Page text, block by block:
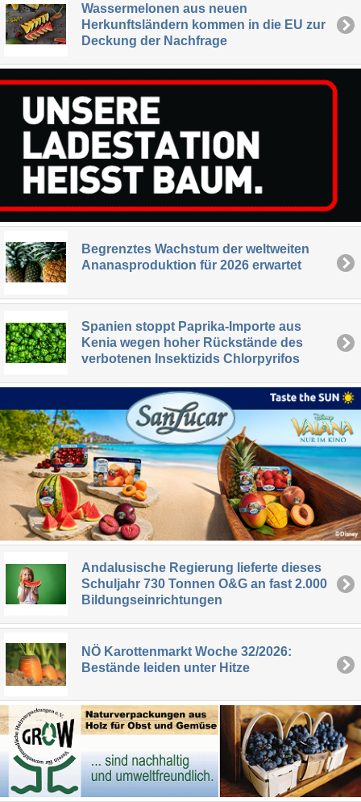
Wassermelonen aus neuen
Herkunftsländern kommen in die EU zur
Deckung der Nachfrage
Begrenztes Wachstum der weltweiten
Ananasproduktion für 2026 erwartet
Spanien stoppt Paprika-Importe aus
Kenia wegen hoher Rückstände des
verbotenen Insektizids Chlorpyrifos
Andalusische Regierung lieferte dieses
Schuljahr 730 Tonnen O&G an fast 2.000
Bildungseinrichtungen
NÖ Karottenmarkt Woche 32/2026:
Bestände leiden unter Hitze